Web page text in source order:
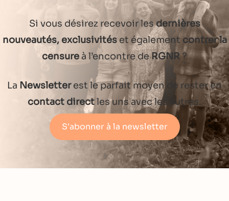
Si vous désirez recevoir lesdernières
nouveautés, exclusivitéset également contrer la
censureà l’encontre deRGNR?
La Newsletterest le parfait moyen de rester en
contact directles uns avec les autres.
S'abonner à la newsletter